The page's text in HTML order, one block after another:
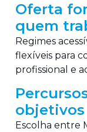
Oferta
quem
Regimes
flexíveis para
profissional e
objetivos
Escolha entre